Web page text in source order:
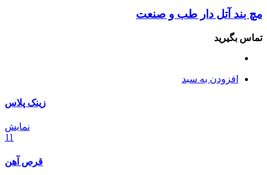
مچ بند آتل دار طب و صنعت
تماس بگیرید
افزودن به سبد
زینک پلاس
نمایش
11
قرص آهن